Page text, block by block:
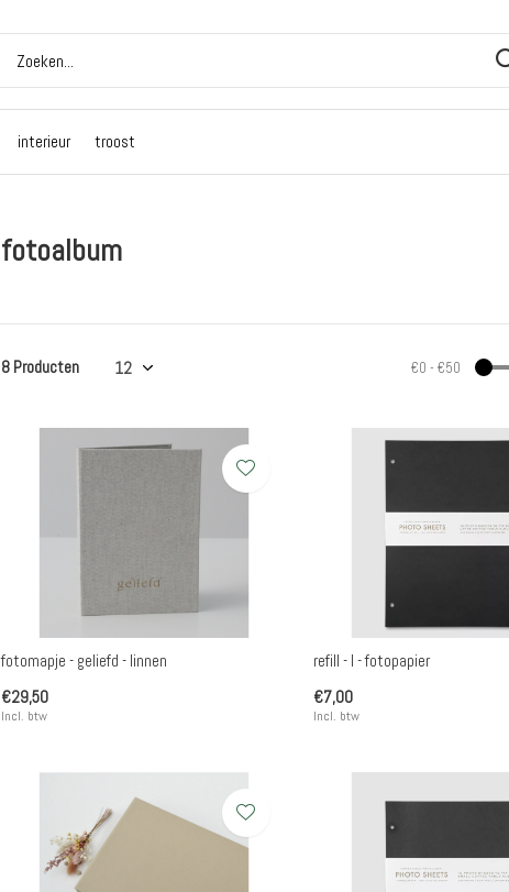
interieur troost
fotoalbum
8 Producten €0 - €50
fotomapje - geliefd - linnen
€29,50
Incl. btw
refill - l - fotopapier
€7,00
Incl. btw